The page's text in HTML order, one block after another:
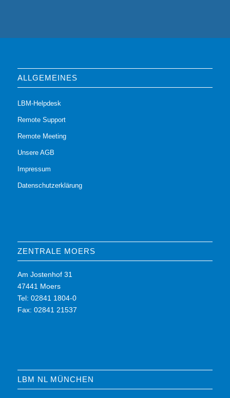
ALLGEMEINES
LBM-Helpdesk
Remote Support
Remote Meeting
Unsere AGB
Impressum
Datenschutzerklärung
ZENTRALE MOERS
Am Jostenhof 31
47441 Moers
Tel: 02841 1804-0
Fax: 02841 21537
LBM NL MÜNCHEN